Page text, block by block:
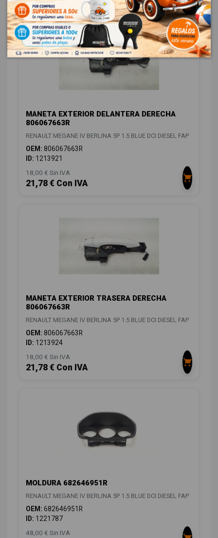
MANETA EXTERIOR DELANTERA DERECHA
806067663R
RENAULT MEGANE IV BERLINA 5P 1.5 BLUE DCI DIESEL FAP
OEM: 806067663R
ID: 1213921
18,00 € Sin IVA
21,78 € Con IVA
MANETA EXTERIOR TRASERA DERECHA
806067663R
RENAULT MEGANE IV BERLINA 5P 1.5 BLUE DCI DIESEL FAP
OEM: 806067663R
ID: 1213924
18,00 € Sin IVA
21,78 € Con IVA
MOLDURA 682646951R
RENAULT MEGANE IV BERLINA 5P 1.5 BLUE DCI DIESEL FAP
OEM: 682646951R
ID: 1221787
48,00 € Sin IVA